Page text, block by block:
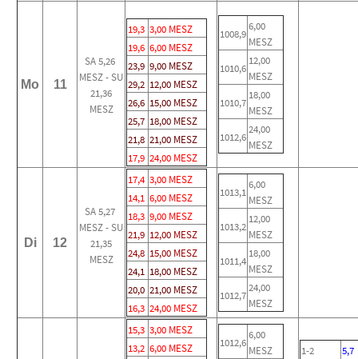
Mo 11
SA 5,26
MESZ - SU
21,36
MESZ
19,3 3,00 MESZ
19,6 6,00 MESZ
23,9 9,00 MESZ
29,2 12,00 MESZ
26,6 15,00 MESZ
25,7 18,00 MESZ
21,8 21,00 MESZ
17,9 24,00 MESZ
1008,9
6,00
MESZ
1010,6
12,00
MESZ
1010,7
18,00
MESZ
1012,6
24,00
MESZ
Di 12
SA 5,27
MESZ - SU
21,35
MESZ
17,4 3,00 MESZ
14,1 6,00 MESZ
18,3 9,00 MESZ
21,9 12,00 MESZ
24,8 15,00 MESZ
24,1 18,00 MESZ
20,0 21,00 MESZ
16,3 24,00 MESZ
1013,1
6,00
MESZ
1013,2
12,00
MESZ
1011,4
18,00
MESZ
1012,7
24,00
MESZ
15,3 3,00 MESZ
13,2 6,00 MESZ
1012,6
6,00
MESZ
1-2
5,7